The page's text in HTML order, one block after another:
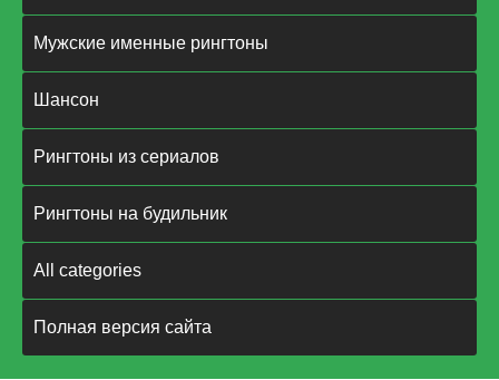
Мужские именные рингтоны
Шансон
Рингтоны из сериалов
Рингтоны на будильник
All categories
Полная версия сайта